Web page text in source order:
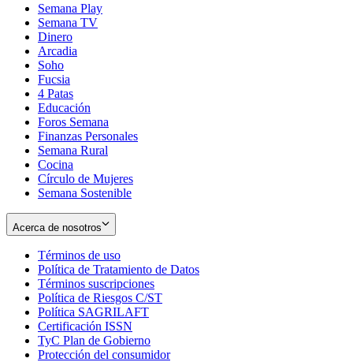
Semana Play
Semana TV
Dinero
Arcadia
Soho
in
new
window
Fucsia
in
new
window
4 Patas
Educación
Foros Semana
Finanzas Personales
Semana Rural
Cocina
Círculo de Mujeres
Semana Sostenible
Acerca de nosotros
Términos de uso
in
new
window
Política de Tratamiento de Datos
Términos suscripciones
in
Política de Riesgos C/ST
Política SAGRILAFT
new
window
Certificación ISSN
in
new
TyC Plan de Gobierno
in
Protección del consumidorOpens